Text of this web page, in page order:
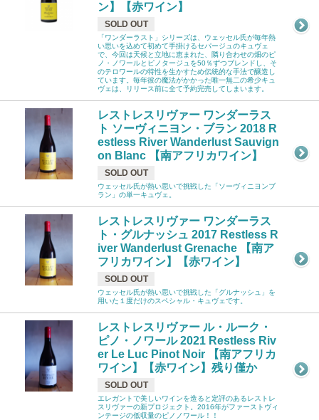
ン】【赤ワイン】
SOLD OUT
「ワンダーラスト」シリーズは、ウェッセル氏が毎年熱
い思いを込めて初めて手掛けるセパージュのキュヴェ
で、今回は天候と立地に恵まれた、隣り合わせの畑のピ
ノ・ノワールとピノタージュを50％ずつブレンドし、そ
のテロワールの特性を生かすため伝統的な手法で醸造し
ています。毎年彼の魔法がかかった唯一無二の希少キュ
ヴェは、リリース前に全て予約完売してしまいます。
レストレスリヴァー ワンダーラス
ト ソーヴィニヨン・ブラン 2018 R
estless River Wanderlust Sauvign
on Blanc 【南アフリカワイン】
SOLD OUT
ウェッセル氏が熱い思いで挑戦した「ソーヴィニヨンブ
ラン」の単一キュヴェ。
レストレスリヴァー ワンダーラス
ト・グルナッシュ 2017 Restless R
iver Wanderlust Grenache 【南ア
フリカワイン】【赤ワイン】
SOLD OUT
ウェッセル氏が熱い思いで挑戦した「グルナッシュ」を
用いた１度だけのスペシャル・キュヴェです。
レストレスリヴァー ル・ルーク・
ピノ・ノワール 2021 Restless Riv
er Le Luc Pinot Noir 【南アフリカ
ワイン】【赤ワイン】残り僅か
SOLD OUT
エレガントで美しいワインを造ると定評のあるレストレ
スリヴァーの新プロジェクト。2016年がファーストヴィ
ンテージの低収量のピノノワール！！